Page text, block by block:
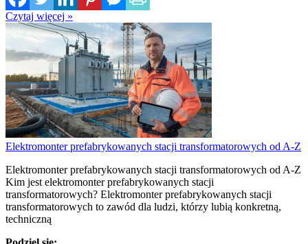
Czytaj więcej »
Elektromonter prefabrykowanych stacji transformatorowych od A-Z
Elektromonter prefabrykowanych stacji transformatorowych od A-Z
Kim jest elektromonter prefabrykowanych stacji
transformatorowych? Elektromonter prefabrykowanych stacji
transformatorowych to zawód dla ludzi, którzy lubią konkretną,
techniczną